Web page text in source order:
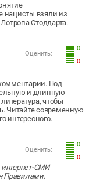
нацисты взяли из
Стоддарта.
0
0
Оценить:
Под
и длинную
чтобы
Читайте современную
интересного.
0
0
Оценить:
СМИ
Правилами.